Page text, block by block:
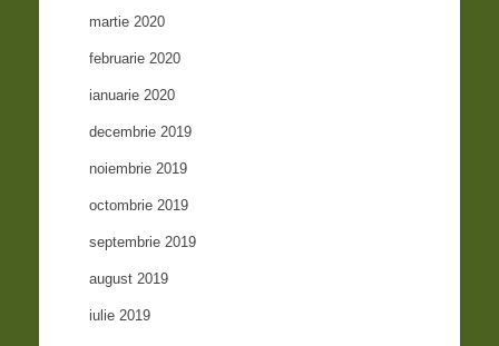
martie 2020
februarie 2020
ianuarie 2020
decembrie 2019
noiembrie 2019
octombrie 2019
septembrie 2019
august 2019
iulie 2019